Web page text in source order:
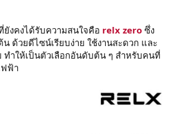
งคงได้รับความสนใจคือ relx zero ซึ่ง
น ด้วยดีไซน์เรียบง่าย ใช้งานสะดวก และ
ทำให้เป็นตัวเลือกอันดับต้น ๆ สำหรับคนที่
ฟฟ้า